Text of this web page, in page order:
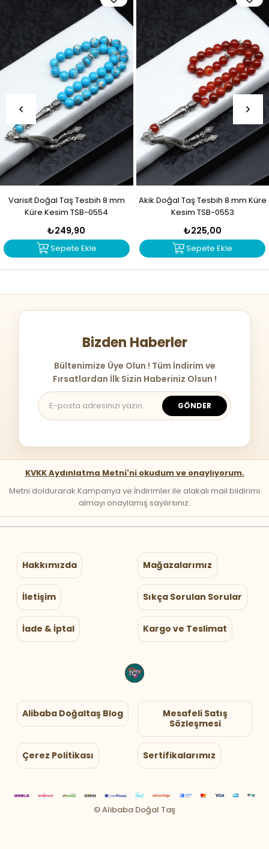
Varisit Doğal Taş Tesbih 8 mm
Küre Kesim TSB-0554
₺249,90
Sepete Ekle
Akik Doğal Taş Tesbih 8 mm Küre
Kesim TSB-0553
₺225,00
Sepete Ekle
Bizden Haberler
Bültenimize Üye Olun ! Tüm İndirim ve
Fırsatlardan İlk Sizin Haberiniz Olsun !
GÖNDER
KVKK Aydınlatma Metni'ni okudum ve onaylıyorum.
Metni doldurarak Kampanya ve İndirimler ile alakalı mail bildirimi
almayı onaylamış sayılırsınız.
Hakkımızda Mağazalarımız
İletişim Sıkça Sorulan Sorular
İade & İptal Kargo ve Teslimat
Alibaba Doğaltaş Blog
Mesafeli Satış
Sözleşmesi
Çerez Politikası Sertifikalarımız